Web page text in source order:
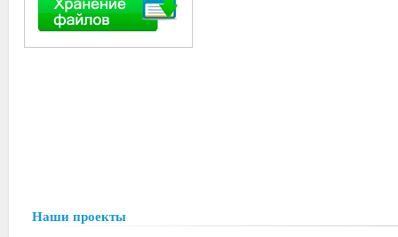
Наши проекты